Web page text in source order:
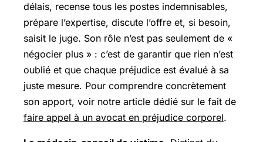
délais, recense tous les postes indemnisables,
prépare l’expertise, discute l’offre et, si besoin,
saisit le juge. Son rôle n’est pas seulement de «
négocier plus » : c’est de garantir que rien n’est
oublié et que chaque préjudice est évalué à sa
juste mesure. Pour comprendre concrètement
son apport, voir notre article dédié sur le fait de
faire appel à un avocat en préjudice corporel.